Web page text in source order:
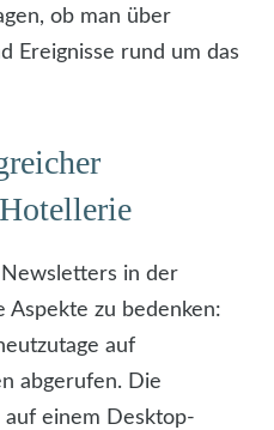
ob man über
Ereignisse rund um das
in der
Aspekte zu bedenken:
auf
abgerufen. Die
auf einem Desktop-